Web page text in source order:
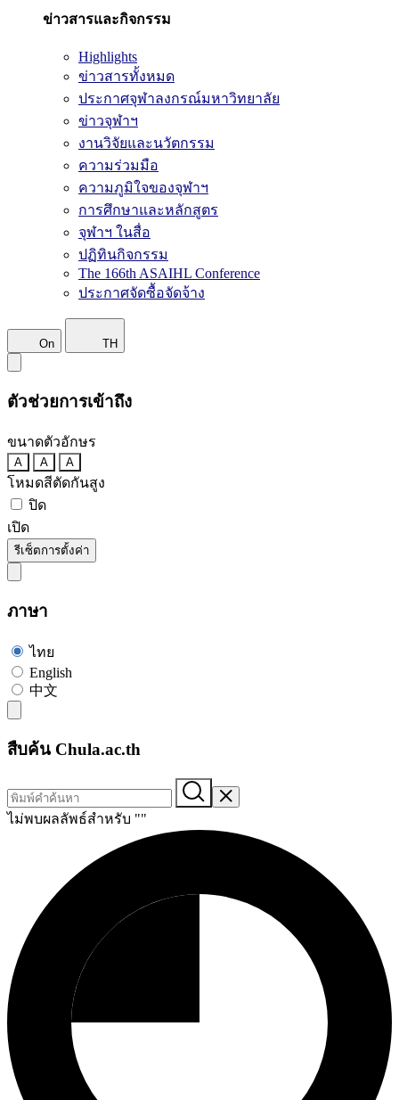
ข่าวสารและกิจกรรม
Highlights
ข่าวสารทั้งหมด
ประกาศจุฬาลงกรณ์มหาวิทยาลัย
ข่าวจุฬาฯ
งานวิจัยและนวัตกรรม
ความร่วมมือ
ความภูมิใจของจุฬาฯ
การศึกษาและหลักสูตร
จุฬาฯ ในสื่อ
ปฏิทินกิจกรรม
The 166th ASAIHL Conference
ประกาศจัดซื้อจัดจ้าง
On TH
ตัวช่วยการเข้าถึง
ขนาดตัวอักษร
A A A
โหมดสีตัดกันสูง
ปิด
เปิด
รีเซ็ตการตั้งค่า
ภาษา
ไทย
English
中文
สืบค้น Chula.ac.th
ไม่พบผลลัพธ์สำหรับ ""